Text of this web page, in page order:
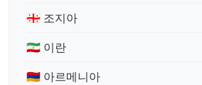
🇬🇪 조지아
🇮🇷 이란
🇦🇲 아르메니아